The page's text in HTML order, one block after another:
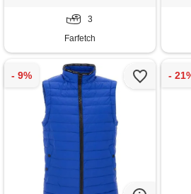
3
Farfetch